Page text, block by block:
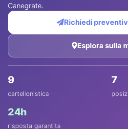
Canegrate.
Richiedi
Esplora sulla
9
cartellonistica
7
24h
risposta garantita